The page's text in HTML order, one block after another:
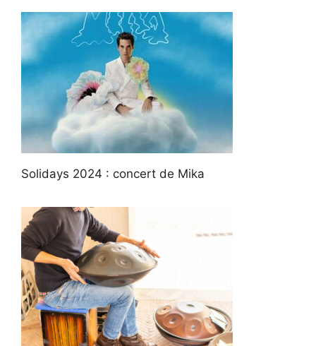
Solidays 2024 : concert de Mika